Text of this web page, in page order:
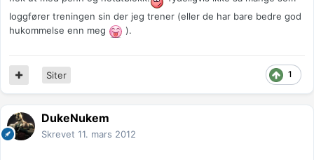
loggfører treningen sin der jeg trener (eller de har bare bedre god
hukommelse enn meg
).
1
Siter
DukeNukem
Skrevet 11. mars 2012